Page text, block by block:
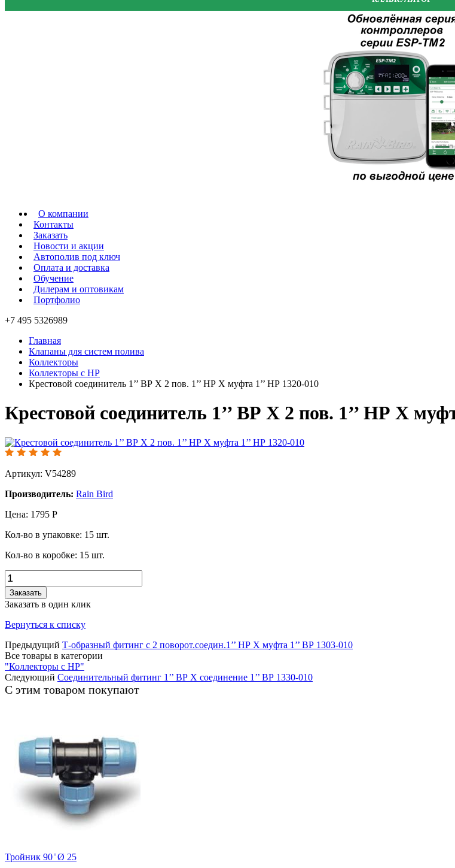
О компании
Контакты
Заказать
Новости и акции
Автополив под ключ
Оплата и доставка
Обучение
Дилерам и оптовикам
Портфолио
+7 495 5326989
Главная
Клапаны для систем полива
Коллекторы
Коллекторы с НР
Крестовой соединитель 1’’ ВР X 2 пов. 1’’ НР X муфта 1’’ НР 1320-010
Крестовой соединитель 1’’ ВР X 2 пов. 1’’ НР X
Артикул: V54289
Производитель: Rain Bird
Цена: 1795 Р
Кол-во в упаковке: 15 шт.
Кол-во в коробке: 15 шт.
Заказать
Заказать в один клик
Вернуться к списку
Предыдущий Т-образный фитинг с 2 поворот.соедин.1’’ НР X муфта 1’’ ВР 1303-010
Все товары в категории
"Коллекторы с НР"
Следующий Соединительный фитинг 1’’ ВР X соединение 1’’ ВР 1330-010
С этим товаром покупают
Тройник 90 ̊ Ø 25